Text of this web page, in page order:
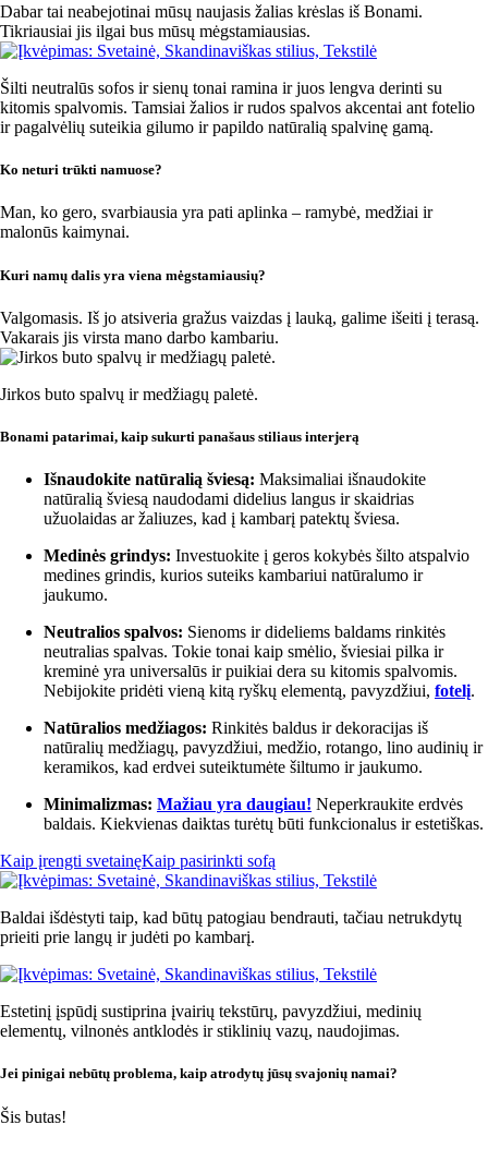
Dabar tai neabejotinai mūsų naujasis žalias krėslas iš Bonami.
Tikriausiai jis ilgai bus mūsų mėgstamiausias.
Šilti neutralūs sofos ir sienų tonai ramina ir juos lengva derinti su
kitomis spalvomis. Tamsiai žalios ir rudos spalvos akcentai ant fotelio
ir pagalvėlių suteikia gilumo ir papildo natūralią spalvinę gamą.
Ko neturi trūkti namuose?
Man, ko gero, svarbiausia yra pati aplinka – ramybė, medžiai ir
malonūs kaimynai.
Kuri namų dalis yra viena mėgstamiausių?
Valgomasis. Iš jo atsiveria gražus vaizdas į lauką, galime išeiti į terasą.
Vakarais jis virsta mano darbo kambariu.
Jirkos buto spalvų ir medžiagų paletė.
Bonami patarimai, kaip sukurti panašaus stiliaus interjerą
Išnaudokite natūralią šviesą: Maksimaliai išnaudokite
natūralią šviesą naudodami didelius langus ir skaidrias
užuolaidas ar žaliuzes, kad į kambarį patektų šviesa.
Medinės grindys: Investuokite į geros kokybės šilto atspalvio
medines grindis, kurios suteiks kambariui natūralumo ir
jaukumo.
Neutralios spalvos: Sienoms ir dideliems baldams rinkitės
neutralias spalvas. Tokie tonai kaip smėlio, šviesiai pilka ir
kreminė yra universalūs ir puikiai dera su kitomis spalvomis.
Nebijokite pridėti vieną kitą ryškų elementą, pavyzdžiui, fotelį.
Natūralios medžiagos: Rinkitės baldus ir dekoracijas iš
natūralių medžiagų, pavyzdžiui, medžio, rotango, lino audinių ir
keramikos, kad erdvei suteiktumėte šiltumo ir jaukumo.
Minimalizmas: Mažiau yra daugiau! Neperkraukite erdvės
baldais. Kiekvienas daiktas turėtų būti funkcionalus ir estetiškas.
Kaip įrengti svetainęKaip pasirinkti sofą
Baldai išdėstyti taip, kad būtų patogiau bendrauti, tačiau netrukdytų
prieiti prie langų ir judėti po kambarį.
Estetinį įspūdį sustiprina įvairių tekstūrų, pavyzdžiui, medinių
elementų, vilnonės antklodės ir stiklinių vazų, naudojimas.
Jei pinigai nebūtų problema, kaip atrodytų jūsų svajonių namai?
Šis butas!